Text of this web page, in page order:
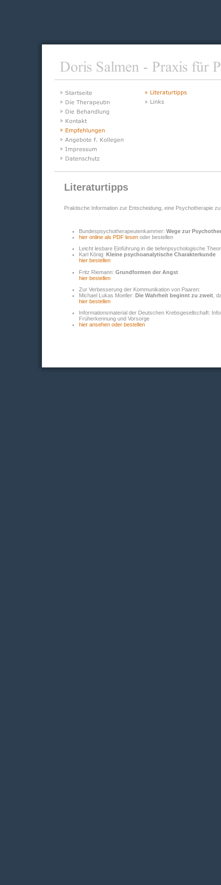
Literaturtipps
Praktische Information zur Entscheidung, eine Psychotherapie
Bundespsychotherapeutenkammer: Wege zur
hier online als PDF lesen oder bestellen
Leicht lesbare Einführung in die tiefenpsychologische
Karl König: Kleine psychoanalytische Charakterkunde
hier bestellen
Fritz Riemann: Grundformen der Angst
hier bestellen
Zur Verbesserung der Kommunikation von Paaren:
Michael Lukas Moeller: Die Wahrheit beginnt zu zweit ,
hier bestellen
Informationsmaterial der Deutschen Krebsgesellschaft:
Früherkennung und Vorsorge
hier ansehen oder bestellen